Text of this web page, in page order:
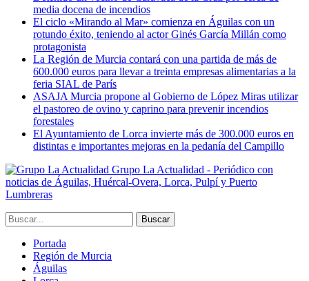
media docena de incendios
El ciclo «Mirando al Mar» comienza en Águilas con un
rotundo éxito, teniendo al actor Ginés García Millán como
protagonista
La Región de Murcia contará con una partida de más de
600.000 euros para llevar a treinta empresas alimentarias a la
feria SIAL de París
ASAJA Murcia propone al Gobierno de López Miras utilizar
el pastoreo de ovino y caprino para prevenir incendios
forestales
El Ayuntamiento de Lorca invierte más de 300.000 euros en
distintas e importantes mejoras en la pedanía del Campillo
Grupo La Actualidad - Periódico con
noticias de Águilas, Huércal-Overa, Lorca, Pulpí y Puerto
Lumbreras
Portada
Región de Murcia
Águilas